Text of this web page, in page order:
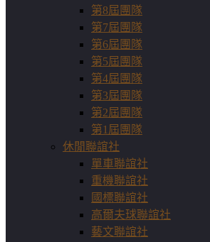
第8屆團隊
第7屆團隊
第6屆團隊
第5屆團隊
第4屆團隊
第3屆團隊
第2屆團隊
第1屆團隊
休閒聯誼社
單車聯誼社
重機聯誼社
國標聯誼社
高爾夫球聯誼社
藝文聯誼社